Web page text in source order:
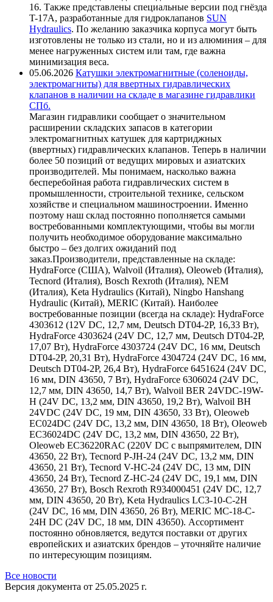
16. Также представлены специальные версии под гнёзда
T-17A, разработанные для гидроклапанов SUN
Hydraulics. По желанию заказчика корпуса могут быть
изготовлены не только из стали, но и из алюминия – для
менее нагруженных систем или там, где важна
минимизация веса.
05.06.2026 Катушки электромагнитные (соленоиды,
электромагниты) для ввертных гидравлических
клапанов в наличии на складе в магазине гидравлики
СПб.
Магазин гидравлики сообщает о значительном
расширении складских запасов в категории
электромагнитных катушек для картриджных
(ввертных) гидравлических клапанов. Теперь в наличии
более 50 позиций от ведущих мировых и азиатских
производителей. Мы понимаем, насколько важна
бесперебойная работа гидравлических систем в
промышленности, строительной технике, сельском
хозяйстве и специальном машиностроении. Именно
поэтому наш склад постоянно пополняется самыми
востребованными комплектующими, чтобы вы могли
получить необходимое оборудование максимально
быстро – без долгих ожиданий под
заказ.Производители, представленные на складе:
HydraForce (США), Walvoil (Италия), Oleoweb (Италия),
Tecnord (Италия), Bosch Rexroth (Италия), NEM
(Италия), Keta Hydraulics (Китай), Ningbo Hanshang
Hydraulic (Китай), MERIC (Китай). Наиболее
востребованные позиции (всегда на складе): HydraForce
4303612 (12V DC, 12,7 мм, Deutsch DT04-2P, 16,33 Вт),
HydraForce 4303624 (24V DC, 12,7 мм, Deutsch DT04-2P,
17,07 Вт), HydraForce 4303724 (24V DC, 16 мм, Deutsch
DT04-2P, 20,31 Вт), HydraForce 4304724 (24V DC, 16 мм,
Deutsch DT04-2P, 26,4 Вт), HydraForce 6451624 (24V DC,
16 мм, DIN 43650, 7 Вт), HydraForce 6306024 (24V DC,
12,7 мм, DIN 43650, 14,7 Вт), Walvoil BER 24VDC-19W-
H (24V DC, 13,2 мм, DIN 43650, 19,2 Вт), Walvoil BH
24VDC (24V DC, 19 мм, DIN 43650, 33 Вт), Oleoweb
EC024DC (24V DC, 13,2 мм, DIN 43650, 18 Вт), Oleoweb
EC36024DC (24V DC, 13,2 мм, DIN 43650, 22 Вт),
Oleoweb EC36220RAC (220V DC с выпрямителем, DIN
43650, 22 Вт), Tecnord P-JH-24 (24V DC, 13,2 мм, DIN
43650, 21 Вт), Tecnord V-HC-24 (24V DC, 13 мм, DIN
43650, 24 Вт), Tecnord Z-HC-24 (24V DC, 19,1 мм, DIN
43650, 27 Вт), Bosch Rexroth R934000451 (24V DC, 12,7
мм, DIN 43650, 20 Вт), Keta Hydraulics LC3-10-C-2H
(24V DC, 16 мм, DIN 43650, 26 Вт), MERIC MC-18-C-
24H DC (24V DC, 18 мм, DIN 43650). Ассортимент
постоянно обновляется, ведутся поставки от других
европейских и азиатских брендов – уточняйте наличие
по интересующим позициям.
Все новости
Версия документа от 25.05.2025 г.